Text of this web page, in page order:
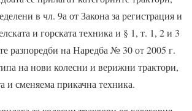
в чл. 9а от Закона за регистрация и
и горската техника и § 1, т. 1, 2 и 3
разпоредби на Наредба № 30 от 2005 г.
на нови колесни и верижни трактори,
и сменяема прикачна техника.